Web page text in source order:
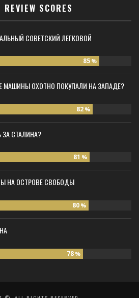
REVIEW SCORES
СОВЕТСКИЙ ЛЕГКОВОЙ
85 %
МАШИНЫ ОХОТНО ПОКУПАЛИ НА ЗАПАДЕ?
82 %
СТАЛИНА?
81 %
НА ОСТРОВЕ СВОБОДЫ
80 %
78 %